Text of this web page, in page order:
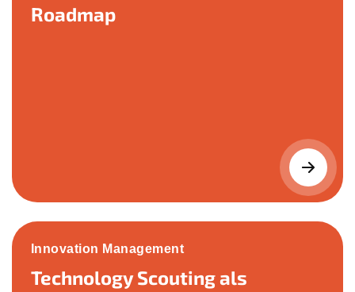
Roadmap
Innovation Management
Technology Scouting als